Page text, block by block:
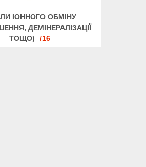
ІОННОГО ОБМІНУ
ДЕМІНЕРАЛІЗАЦІЇ
ТОЩО)
16